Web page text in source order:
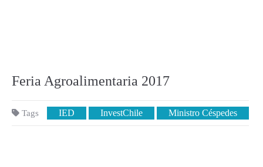
Feria Agroalimentaria 2017
Tags IED InvestChile Ministro Céspedes